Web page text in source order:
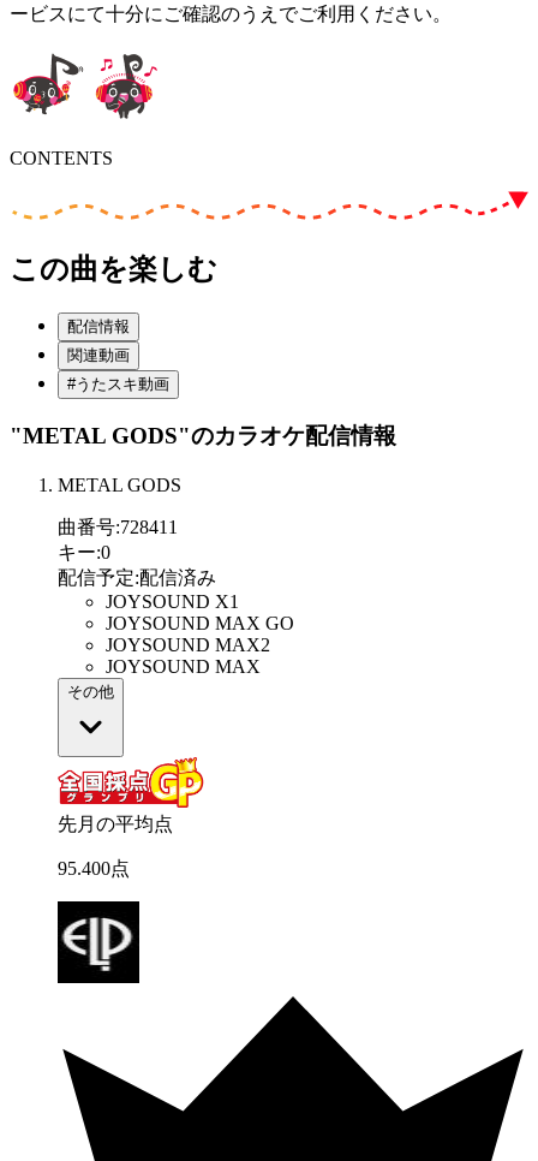
ービスにて十分にご確認のうえでご利用ください。
CONTENTS
この曲を楽しむ
配信情報
関連動画
#うたスキ動画
"METAL GODS"のカラオケ配信情報
METAL GODS
曲番号:728411
キー:0
配信予定:配信済み
JOYSOUND X1
JOYSOUND MAX GO
JOYSOUND MAX2
JOYSOUND MAX
その他
先月の平均点
95.400点